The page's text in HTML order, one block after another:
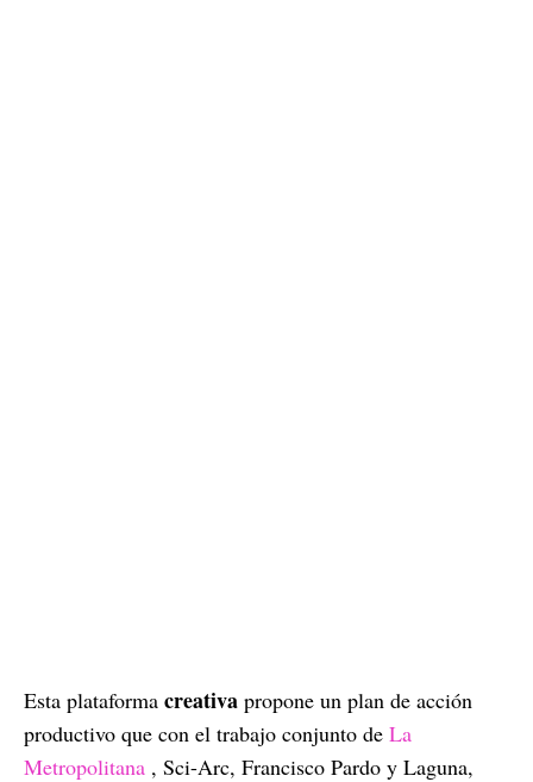
Esta plataforma creativa propone un plan de acción
productivo que con el trabajo conjunto de La
Metropolitana , Sci-Arc, Francisco Pardo y Laguna,